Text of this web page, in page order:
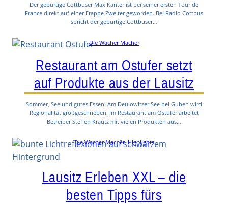
Der gebürtige Cottbuser Max Kanter ist bei seiner ersten Tour de
France direkt auf einer Etappe Zweiter geworden. Bei Radio Cottbus
spricht der gebürtige Cottbuser…
Die Wacher Macher
Restaurant am Ostufer setzt
auf Produkte aus der Lausitz
Sommer, See und gutes Essen: Am Deulowitzer See bei Guben wird
Regionalität großgeschrieben. Im Restaurant am Ostufer arbeitet
Betreiber Steffen Krautz mit vielen Produkten aus…
Die Wacher Macher, Highlights
Lausitz Erleben XXL – die
besten Tipps fürs